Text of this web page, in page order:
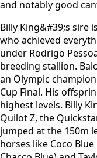
and notably good
Billy King&#39;s sire
who achieved
under Rodrigo
breeding stallion.
an Olympic
Cup Final. His
highest levels. Billy
Quilot Z, the
jumped at the 150m
horses like Coco